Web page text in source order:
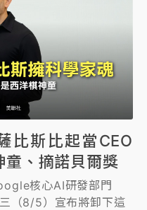
比斯比起當CEO
、摘諾貝爾獎
核心AI研發部門
（8/5）宣布將卸下這